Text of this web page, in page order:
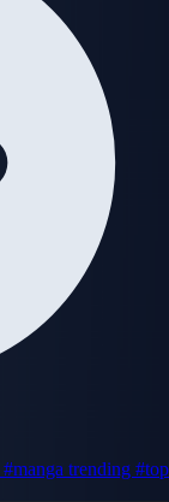
#manga trending #top